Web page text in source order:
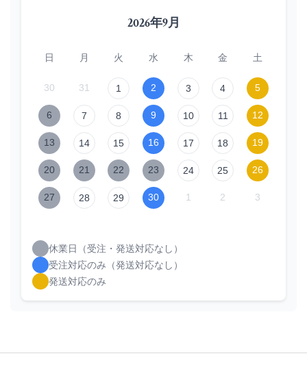
2026年9月
日 月 火 水 木 金 土
30 31 1 2 3 4 5
6 7 8 9 10 11 12
13 14 15 16 17 18 19
20 21 22 23 24 25 26
27 28 29 30 1 2 3
休業日（受注・発送対応なし）
受注対応のみ（発送対応なし）
発送対応のみ